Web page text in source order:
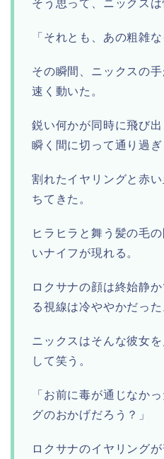
そう思って、ニックス
「それとも、あの粗雑
その瞬間、ニックスの
速く動いた。
鋭い何かが同時に飛び
瞬く間に切って通り過ぎ
割れたイヤリングと赤
ちてきた。
ヒラヒラと舞う髪の毛
いナイフが現れる。
ロクサナの顔は終始静
る視線は冷ややかだった
ニックスはそんな彼女
して笑う。
「お前に毒が通じなか
グのおかげだろう？」
ロクサナのイヤリング